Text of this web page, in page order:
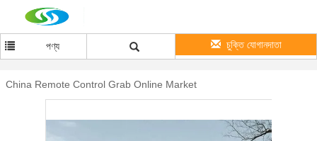
পণ্য চুক্তি যোগানদাতা
China Remote Control Grab Online Market